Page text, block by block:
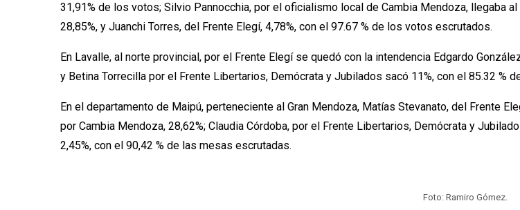
31,91% de los votos; Silvio Pannocchia, por el oficialismo local de Cambia Mendoza, llegaba
28,85%, y Juanchi Torres, del Frente Elegí, 4,78%, con el 97.67 % de los votos escrutados.
En Lavalle, al norte provincial, por el Frente Elegí se quedó con la intendencia Edgardo
y Betina Torrecilla por el Frente Libertarios, Demócrata y Jubilados sacó 11%, con el 85.32 %
En el departamento de Maipú, perteneciente al Gran Mendoza, Matías Stevanato, del Frente
por Cambia Mendoza, 28,62%; Claudia Córdoba, por el Frente Libertarios, Demócrata y
2,45%, con el 90,42 % de las mesas escrutadas.
Foto: Ramiro Gómez.